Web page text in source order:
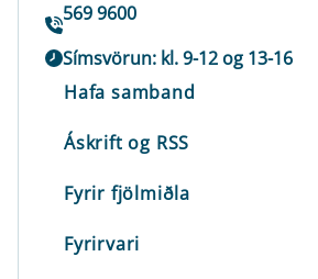
569 9600
Símsvörun: kl. 9-12 og 13-16
Hafa samband
Áskrift og RSS
Fyrir fjölmiðla
Fyrirvari